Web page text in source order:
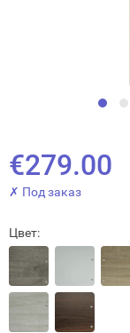
€279.00
✗ Под заказ
Цвет: